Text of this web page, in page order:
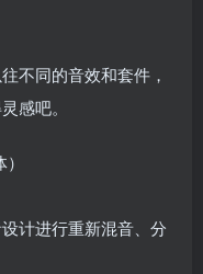
不同的音效和套件，
感吧。
计进行重新混音、分